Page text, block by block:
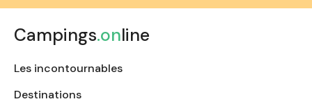
Campings.online
Les incontournables
Destinations